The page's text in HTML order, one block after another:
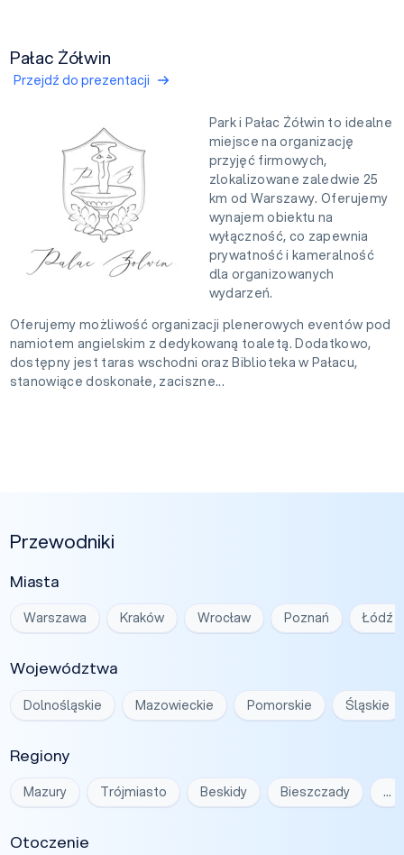
Pałac Żółwin
Przejdź do prezentacji
Park i Pałac Żółwin to idealne
miejsce na organizację
przyjęć firmowych,
zlokalizowane zaledwie 25
km od Warszawy. Oferujemy
wynajem obiektu na
wyłączność, co zapewnia
prywatność i kameralność
dla organizowanych
wydarzeń.
Oferujemy możliwość organizacji plenerowych eventów pod
namiotem angielskim z dedykowaną toaletą. Dodatkowo,
dostępny jest taras wschodni oraz Biblioteka w Pałacu,
stanowiące doskonałe, zaciszne...
Przewodniki
Miasta
Warszawa Kraków Wrocław Poznań Łódź
Województwa
Dolnośląskie Mazowieckie Pomorskie Śląskie
Regiony
Mazury Trójmiasto Beskidy Bieszczady …
Otoczenie